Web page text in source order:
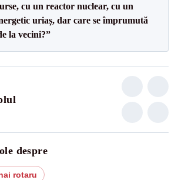
cu un reactor nuclear, cu un
uriaș, dar care se împrumută
la vecini?”
despre
rotaru